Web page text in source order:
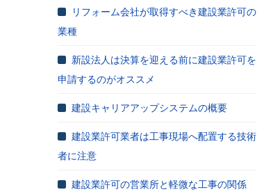
リフォーム会社が取得すべき建設業許可の
業種
新設法人は決算を迎える前に建設業許可を
申請するのがオススメ
建設キャリアアップシステムの概要
建設業許可業者は工事現場へ配置する技術
者に注意
建設業許可の営業所と軽微な工事の関係